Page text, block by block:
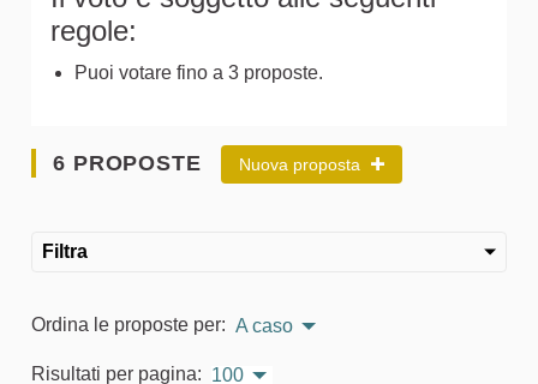
regole:
Puoi votare fino a 3 proposte.
6 PROPOSTE Nuova proposta
Filtra
Ordina le proposte per: A caso
Risultati per pagina: 100